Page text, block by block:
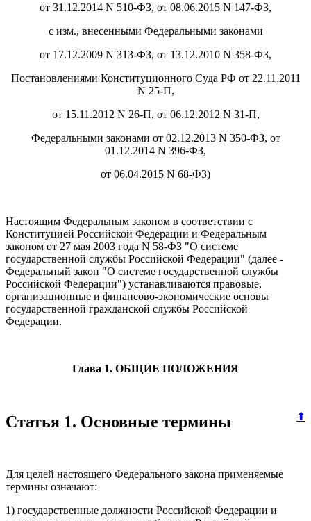
от 31.12.2014 N 510-ФЗ, от 08.06.2015 N 147-ФЗ,
с изм., внесенными Федеральными законами
от 17.12.2009 N 313-ФЗ, от 13.12.2010 N 358-ФЗ,
Постановлениями Конституционного Суда РФ от 22.11.2011
N 25-П,
от 15.11.2012 N 26-П, от 06.12.2012 N 31-П,
Федеральными законами от 02.12.2013 N 350-ФЗ, от
01.12.2014 N 396-ФЗ,
от 06.04.2015 N 68-ФЗ)
Настоящим Федеральным законом в соответствии с
Конституцией Российской Федерации и Федеральным
законом от 27 мая 2003 года N 58-ФЗ "О системе
государственной службы Российской Федерации" (далее -
Федеральный закон "О системе государственной службы
Российской Федерации") устанавливаются правовые,
организационные и финансово-экономические основы
государственной гражданской службы Российской
Федерации.
Глава 1. ОБЩИЕ ПОЛОЖЕНИЯ
⬆
Статья 1. Основные термины
Для целей настоящего Федерального закона применяемые
термины означают:
1) государственные должности Российской Федерации и